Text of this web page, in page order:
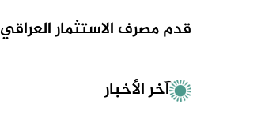
قدم مصرف الاستثمار العراقي
آخر الأخبار